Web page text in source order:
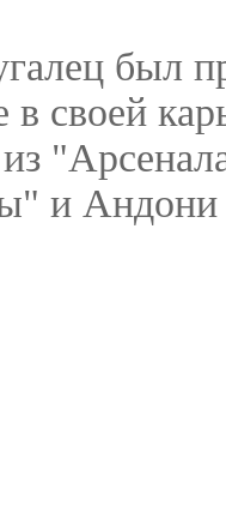
был
своей
и Андони